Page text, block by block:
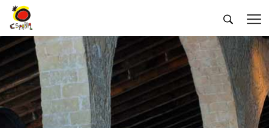
 